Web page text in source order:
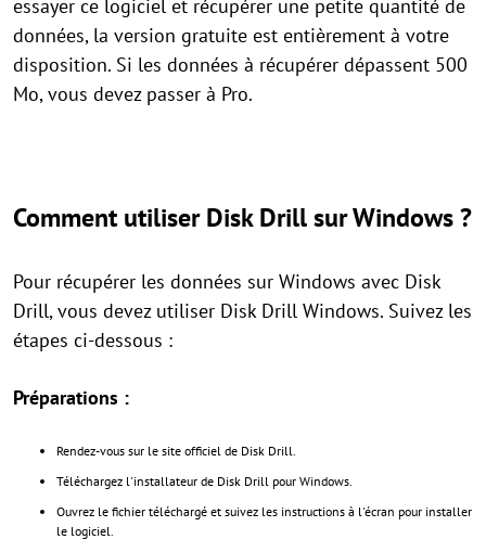
essayer ce logiciel et récupérer une petite quantité de
données, la version gratuite est entièrement à votre
disposition. Si les données à récupérer dépassent 500
Mo, vous devez passer à Pro.
Comment utiliser Disk Drill sur Windows ?
Pour récupérer les données sur Windows avec Disk
Drill, vous devez utiliser Disk Drill Windows. Suivez les
étapes ci-dessous :
Préparations :
Rendez-vous sur le site officiel de Disk Drill.
Téléchargez l'installateur de Disk Drill pour Windows.
Ouvrez le fichier téléchargé et suivez les instructions à l'écran pour installer
le logiciel.